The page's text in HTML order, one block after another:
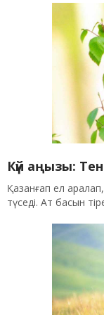
Күй аңызы:
Қазанғап ел
түседі. Ат басын